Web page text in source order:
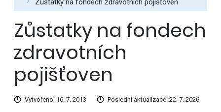
Zůstatky na fondech zdravotních pojišťoven
Zůstatky na fondech
zdravotních
pojišťoven
Vytvořeno: 16. 7. 2013 Poslední aktualizace: 22. 7. 2026